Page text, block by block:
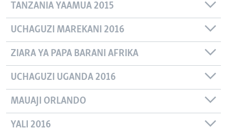
TANZANIA YAAMUA 2015
UCHAGUZI MAREKANI 2016
ZIARA YA PAPA BARANI AFRIKA
UCHAGUZI UGANDA 2016
MAUAJI ORLANDO
YALI 2016